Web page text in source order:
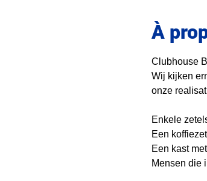
À
Clubhouse
Wij kijken
onze
Enkele
Een
Een kast
Mensen die